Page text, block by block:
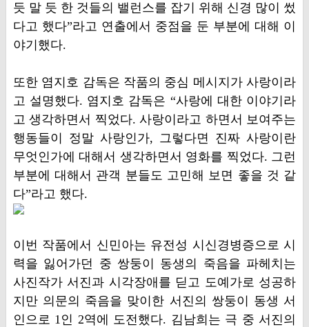
듯 말 듯 한 것들의 밸런스를 잡기 위해 신경 많이 썼
다고 했다”라고 연출에서 중점을 둔 부분에 대해 이
야기했다.
또한 염지호 감독은 작품의 중심 메시지가 사랑이라
고 설명했다. 염지호 감독은 “사랑에 대한 이야기라
고 생각하면서 찍었다. 사랑이라고 하면서 보여주는
행동들이 정말 사랑인가, 그렇다면 진짜 사랑이란
무엇인가에 대해서 생각하면서 영화를 찍었다. 그런
부분에 대해서 관객 분들도 고민해 보면 좋을 것 같
다”라고 했다.
이번 작품에서 신민아는 유전성 시신경병증으로 시
력을 잃어가던 중 쌍둥이 동생의 죽음을 파헤치는
사진작가 서진과 시각장애를 딛고 도예가로 성공하
지만 의문의 죽음을 맞이한 서진의 쌍둥이 동생 서
인으로 1인 2역에 도전했다. 김남희는 극 중 서진의